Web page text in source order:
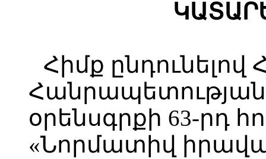
Հիմք
օրենսգրքի 63-րդ
«Նորմատիվ